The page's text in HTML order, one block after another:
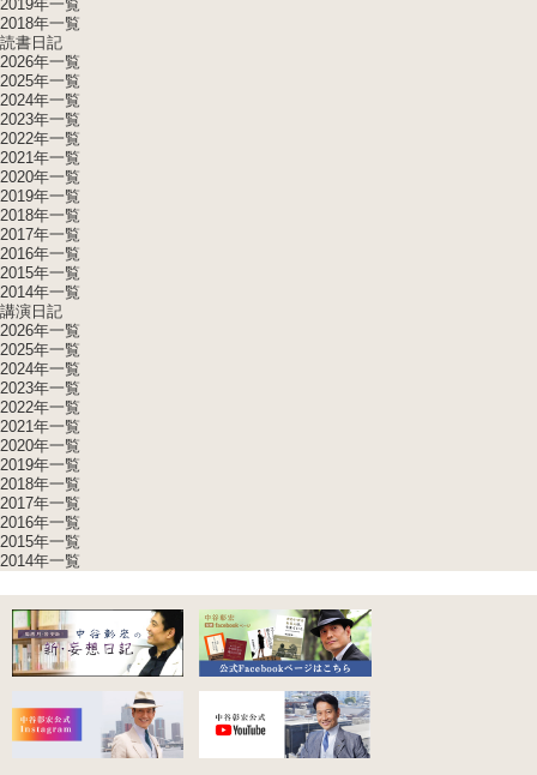
2019年一覧
2018年一覧
読書日記
2026年一覧
2025年一覧
2024年一覧
2023年一覧
2022年一覧
2021年一覧
2020年一覧
2019年一覧
2018年一覧
2017年一覧
2016年一覧
2015年一覧
2014年一覧
講演日記
2026年一覧
2025年一覧
2024年一覧
2023年一覧
2022年一覧
2021年一覧
2020年一覧
2019年一覧
2018年一覧
2017年一覧
2016年一覧
2015年一覧
2014年一覧